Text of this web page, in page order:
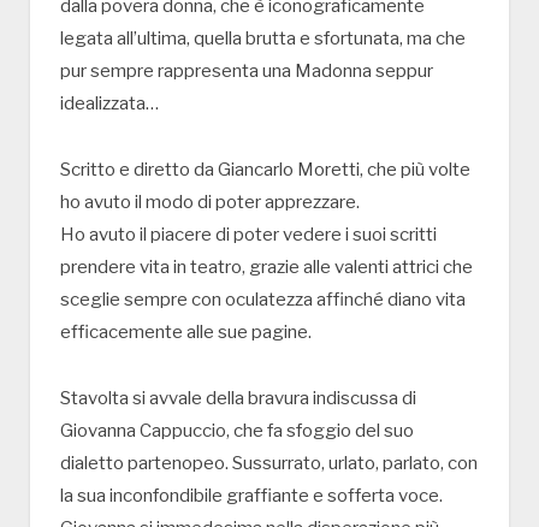
dalla povera donna, che è iconograficamente
legata all’ultima, quella brutta e sfortunata, ma che
pur sempre rappresenta una Madonna seppur
idealizzata…
Scritto e diretto da Giancarlo Moretti, che più volte
ho avuto il modo di poter apprezzare.
Ho avuto il piacere di poter vedere i suoi scritti
prendere vita in teatro, grazie alle valenti attrici che
sceglie sempre con oculatezza affinché diano vita
efficacemente alle sue pagine.
Stavolta si avvale della bravura indiscussa di
Giovanna Cappuccio, che fa sfoggio del suo
dialetto partenopeo. Sussurrato, urlato, parlato, con
la sua inconfondibile graffiante e sofferta voce.